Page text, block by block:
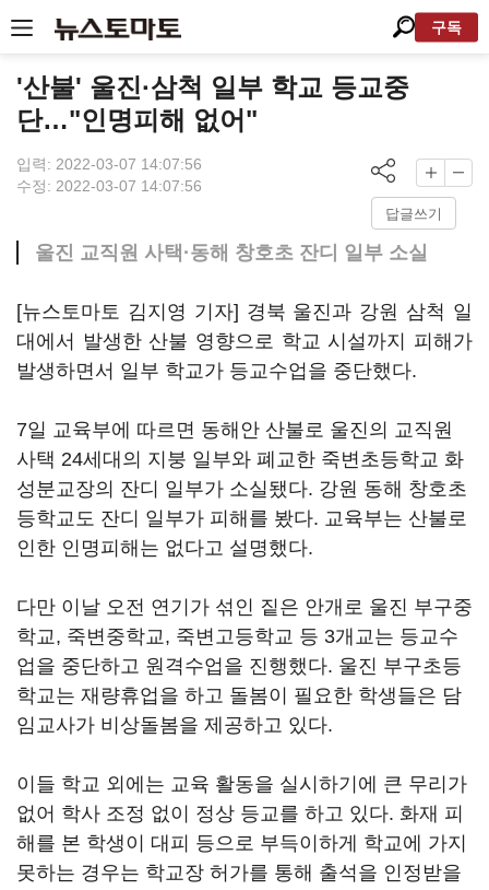
구독
'산불' 울진·삼척 일부 학교 등교중
단…"인명피해 없어"
입력: 2022-03-07 14:07:56
수정: 2022-03-07 14:07:56
답글쓰기
울진 교직원 사택·동해 창호초 잔디 일부 소실
[뉴스토마토 김지영 기자] 경북 울진과 강원 삼척 일
대에서 발생한 산불 영향으로 학교 시설까지 피해가
발생하면서 일부 학교가 등교수업을 중단했다.
7일 교육부에 따르면 동해안 산불로 울진의 교직원
사택 24세대의 지붕 일부와 폐교한 죽변초등학교 화
성분교장의 잔디 일부가 소실됐다. 강원 동해 창호초
등학교도 잔디 일부가 피해를 봤다. 교육부는 산불로
인한 인명피해는 없다고 설명했다.
다만 이날 오전 연기가 섞인 짙은 안개로 울진 부구중
학교, 죽변중학교, 죽변고등학교 등 3개교는 등교수
업을 중단하고 원격수업을 진행했다. 울진 부구초등
학교는 재량휴업을 하고 돌봄이 필요한 학생들은 담
임교사가 비상돌봄을 제공하고 있다.
이들 학교 외에는 교육 활동을 실시하기에 큰 무리가
없어 학사 조정 없이 정상 등교를 하고 있다. 화재 피
해를 본 학생이 대피 등으로 부득이하게 학교에 가지
못하는 경우는 학교장 허가를 통해 출석을 인정받을